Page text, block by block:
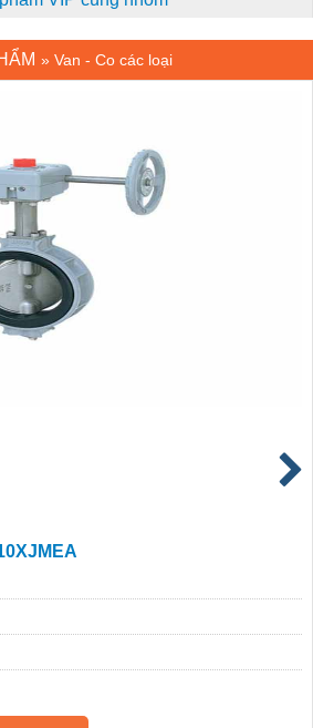
» Van - Co các loại